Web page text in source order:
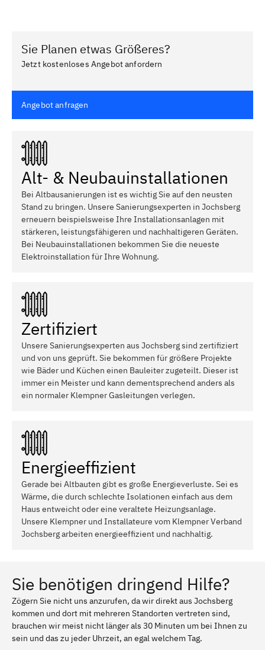
Sie Planen etwas Größeres?
Jetzt kostenloses Angebot anfordern
Angebot anfragen
Alt- & Neubauinstallationen
Bei Altbausanierungen ist es wichtig Sie auf den neusten
Stand zu bringen. Unsere Sanierungsexperten in Jochsberg
erneuern beispielsweise Ihre Installationsanlagen mit
stärkeren, leistungsfähigeren und nachhaltigeren Geräten.
Bei Neubauinstallationen bekommen Sie die neueste
Elektroinstallation für Ihre Wohnung.
Zertifiziert
Unsere Sanierungsexperten aus Jochsberg sind zertifiziert
und von uns geprüft. Sie bekommen für größere Projekte
wie Bäder und Küchen einen Bauleiter zugeteilt. Dieser ist
immer ein Meister und kann dementsprechend anders als
ein normaler Klempner Gasleitungen verlegen.
Energieeffizient
Gerade bei Altbauten gibt es große Energieverluste. Sei es
Wärme, die durch schlechte Isolationen einfach aus dem
Haus entweicht oder eine veraltete Heizungsanlage.
Unsere Klempner und Installateure vom Klempner Verband
Jochsberg arbeiten energieeffizient und nachhaltig.
Sie benötigen dringend Hilfe?
Zögern Sie nicht uns anzurufen, da wir direkt aus Jochsberg
kommen und dort mit mehreren Standorten vertreten sind,
brauchen wir meist nicht länger als 30 Minuten um bei Ihnen zu
sein und das zu jeder Uhrzeit, an egal welchem Tag.